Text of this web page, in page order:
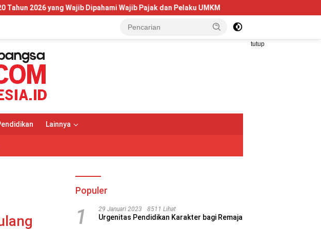
Wajib Pajak dan Pelaku UMKM Telkom University Dorong Kolaborasi AI dan
tutup
Lainnya
Populer
1 29 Januari 2023 8511 Lihat
Urgenitas Pendidikan Karakter bagi Remaja